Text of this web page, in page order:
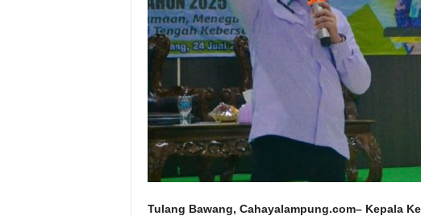
Tulang Bawang, Cahayalampung.com– Kepala